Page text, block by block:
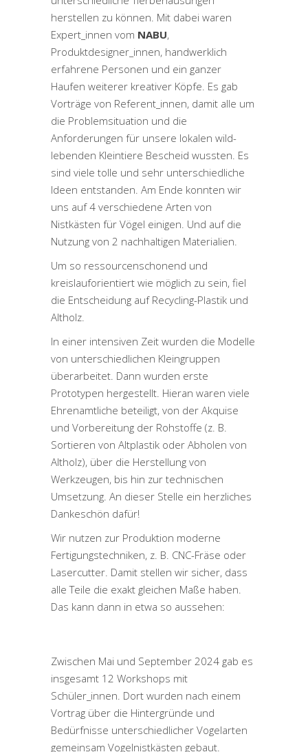
herstellen zu können. Mit dabei waren
Expert_innen vom NABU,
Produktdesigner_innen, handwerklich
erfahrene Personen und ein ganzer
Haufen weiterer kreativer Köpfe. Es gab
Vorträge von Referent_innen, damit alle um
die Problemsituation und die
Anforderungen für unsere lokalen wild-
lebenden Kleintiere Bescheid wussten. Es
sind viele tolle und sehr unterschiedliche
Ideen entstanden. Am Ende konnten wir
uns auf 4 verschiedene Arten von
Nistkästen für Vögel einigen. Und auf die
Nutzung von 2 nachhaltigen Materialien.
Um so ressourcenschonend und
kreislauforientiert wie möglich zu sein, fiel
die Entscheidung auf Recycling-Plastik und
Altholz.
In einer intensiven Zeit wurden die Modelle
von unterschiedlichen Kleingruppen
überarbeitet. Dann wurden erste
Prototypen hergestellt. Hieran waren viele
Ehrenamtliche beteiligt, von der Akquise
und Vorbereitung der Rohstoffe (z. B.
Sortieren von Altplastik oder Abholen von
Altholz), über die Herstellung von
Werkzeugen, bis hin zur technischen
Umsetzung. An dieser Stelle ein herzliches
Dankeschön dafür!
Wir nutzen zur Produktion moderne
Fertigungstechniken, z. B. CNC-Fräse oder
Lasercutter. Damit stellen wir sicher, dass
alle Teile die exakt gleichen Maße haben.
Das kann dann in etwa so aussehen:
Zwischen Mai und September 2024 gab es
insgesamt 12 Workshops mit
Schüler_innen. Dort wurden nach einem
Vortrag über die Hintergründe und
Bedürfnisse unterschiedlicher Vogelarten
gemeinsam Vogelnistkästen gebaut.